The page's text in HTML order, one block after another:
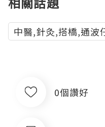
中醫,針灸,搭橋,通波
0個讚好